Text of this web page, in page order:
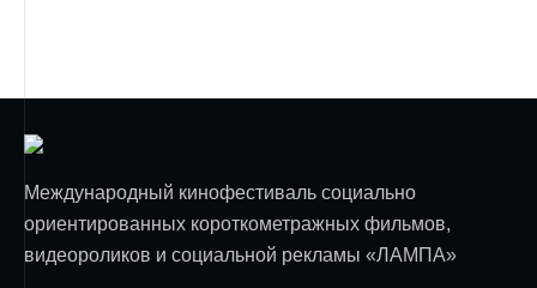
Международный кинофестиваль социально
ориентированных короткометражных фильмов,
видеороликов и социальной рекламы «ЛАМПА»